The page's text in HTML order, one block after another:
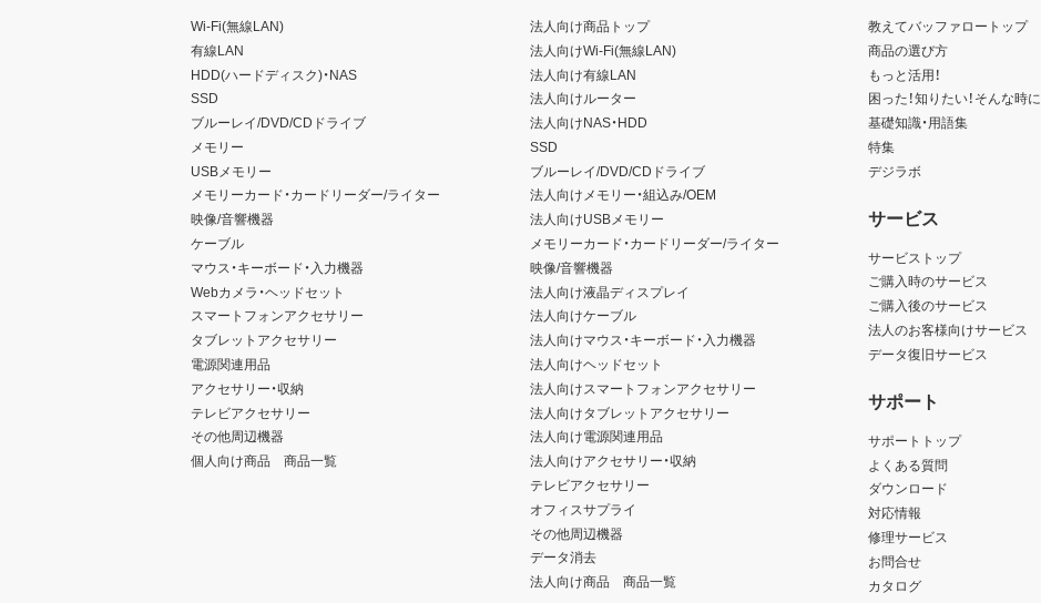
Wi-Fi(無線LAN)
有線LAN
HDD(ハードディスク)・NAS
SSD
ブルーレイ/DVD/CDドライブ
メモリー
USBメモリー
メモリーカード・カードリーダー/ライター
映像/音響機器
ケーブル
マウス・キーボード・入力機器
Webカメラ・ヘッドセット
スマートフォンアクセサリー
タブレットアクセサリー
電源関連用品
アクセサリー・収納
テレビアクセサリー
その他周辺機器
個人向け商品 商品一覧
法人向け商品トップ
法人向けWi-Fi(無線LAN)
法人向け有線LAN
法人向けルーター
法人向けNAS・HDD
SSD
ブルーレイ/DVD/CDドライブ
法人向けメモリー・組込み/OEM
法人向けUSBメモリー
メモリーカード・カードリーダー/ライター
映像/音響機器
法人向け液晶ディスプレイ
法人向けケーブル
法人向けマウス・キーボード・入力機器
法人向けヘッドセット
法人向けスマートフォンアクセサリー
法人向けタブレットアクセサリー
法人向け電源関連用品
法人向けアクセサリー・収納
テレビアクセサリー
オフィスサプライ
その他周辺機器
データ消去
法人向け商品 商品一覧
教えてバッファロートップ
商品の選び方
もっと活用！
困った！知りたい！そんな時に
基礎知識・用語集
特集
デジラボ
サービス
サービストップ
ご購入時のサービス
ご購入後のサービス
法人のお客様向けサービス
データ復旧サービス
サポート
サポートトップ
よくある質問
ダウンロード
対応情報
修理サービス
お問合せ
カタログ